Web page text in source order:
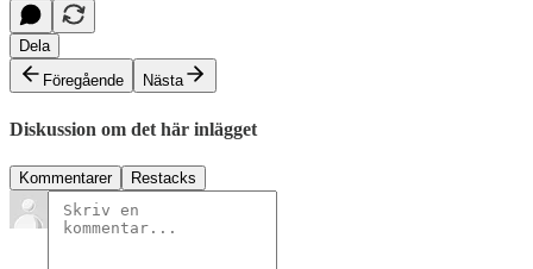
Dela
Föregående
Nästa
Diskussion om det här inlägget
Kommentarer Restacks